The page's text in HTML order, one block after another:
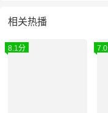
相关热播
8.1分